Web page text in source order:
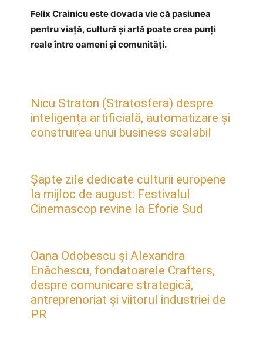
Felix Crainicu este dovada vie că pasiunea
pentru viață, cultură și artă poate crea punți
reale între oameni și comunități.
Nicu Straton (Stratosfera) despre
inteligența artificială, automatizare și
construirea unui business scalabil
Șapte zile dedicate culturii europene
la mijloc de august: Festivalul
Cinemascop revine la Eforie Sud
Oana Odobescu și Alexandra
Enăchescu, fondatoarele Crafters,
despre comunicare strategică,
antreprenoriat și viitorul industriei de
PR